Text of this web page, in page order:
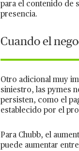
para el contenido de
presencia.
Cuando el
Otro adicional muy
siniestro, las pymes
persisten, como el
establecido por el
Para Chubb, el
puede aumentar